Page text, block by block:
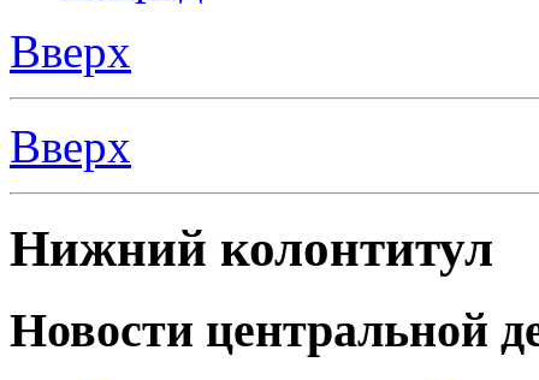
Вверх
Вверх
Нижний колонтитул
Новости центральной